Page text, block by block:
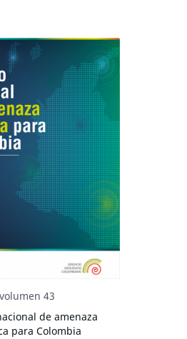
volumen 43
de amenaza
para Colombia